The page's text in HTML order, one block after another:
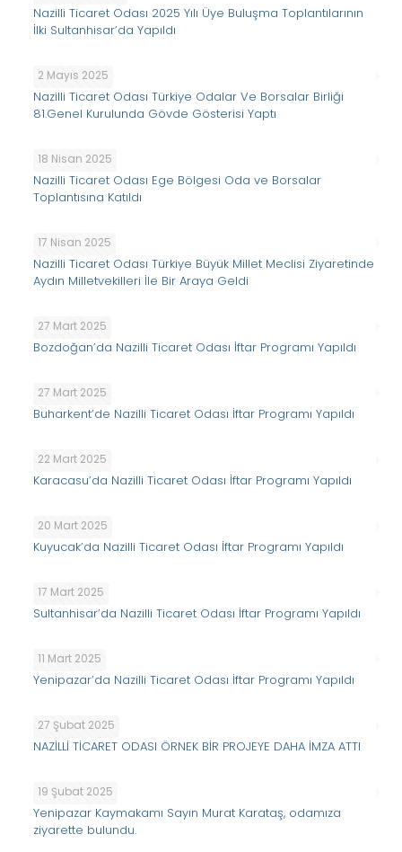
Nazilli Ticaret Odası 2025 Yılı Üye Buluşma Toplantılarının
İlki Sultanhisar’da Yapıldı
2 Mayıs 2025
Nazilli Ticaret Odası Türkiye Odalar Ve Borsalar Birliği
81.Genel Kurulunda Gövde Gösterisi Yaptı
18 Nisan 2025
Nazilli Ticaret Odası Ege Bölgesi Oda ve Borsalar
Toplantısına Katıldı
17 Nisan 2025
Nazilli Ticaret Odası Türkiye Büyük Millet Meclisi Ziyaretinde
Aydın Milletvekilleri İle Bir Araya Geldi
27 Mart 2025
Bozdoğan’da Nazilli Ticaret Odası İftar Programı Yapıldı
27 Mart 2025
Buharkent’de Nazilli Ticaret Odası İftar Programı Yapıldı
22 Mart 2025
Karacasu’da Nazilli Ticaret Odası İftar Programı Yapıldı
20 Mart 2025
Kuyucak’da Nazilli Ticaret Odası İftar Programı Yapıldı
17 Mart 2025
Sultanhisar’da Nazilli Ticaret Odası İftar Programı Yapıldı
11 Mart 2025
Yenipazar’da Nazilli Ticaret Odası İftar Programı Yapıldı
27 Şubat 2025
NAZİLLİ TİCARET ODASI ÖRNEK BİR PROJEYE DAHA İMZA ATTI
19 Şubat 2025
Yenipazar Kaymakamı Sayın Murat Karataş, odamıza
ziyarette bulundu.